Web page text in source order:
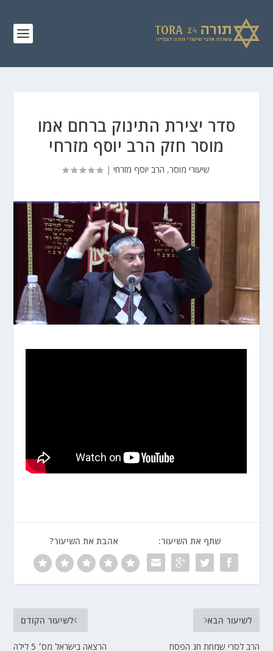
סדר יצירת התינוק ברחם אמו
מוסר חזק הרב יוסף מזרחי
שיעורי מוסר, הרב יוסף מזרחי |
שתף את השיעור: אהבת את השיעור?
לשיעור הקודם
הרצאה בישראל מס׳ 5 לילה
לשיעור הבא
הרב לסרי שמחת חג הפסח